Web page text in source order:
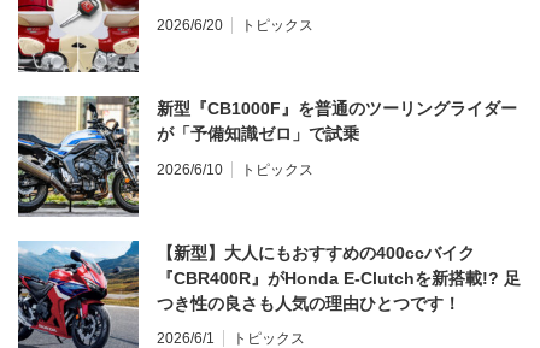
2026/6/20 トピックス
新型『CB1000F』を普通のツーリングライダー
が「予備知識ゼロ」で試乗
2026/6/10 トピックス
【新型】大人にもおすすめの400ccバイク
『CBR400R』がHonda E-Clutchを新搭載!? 足
つき性の良さも人気の理由ひとつです！
2026/6/1 トピックス